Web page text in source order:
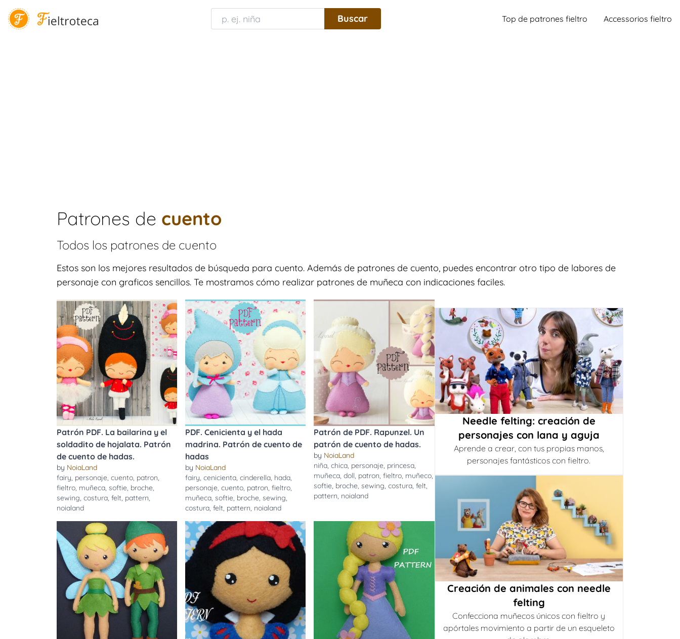
Top de patrones fieltro Accessorios fieltro
Patrones de cuento
Todos los patrones de cuento
Estos son los mejores resultados de búsqueda para cuento. Además de patrones de cuento, puedes encontrar otro tipo de labores de
personaje con graficos sencillos. Te mostramos cómo realizar patrones de muñeca con indicaciones faciles.
Patrón PDF. La bailarina y el
soldadito de hojalata. Patrón
de cuento de hadas.
by NoiaLand
fairy, personaje, cuento, patron,
fieltro, muñeca, softie, broche,
sewing, costura, felt, pattern,
noialand
PDF. Cenicienta y el hada
madrina. Patrón de cuento de
hadas
by NoiaLand
fairy,cenicienta,cinderella, hada,
personaje,cuento, patron,fieltro,
muñeca,softie, broche,sewing,
costura,felt, pattern, noialand
Patrón de PDF. Rapunzel. Un
patrón de cuento de hadas.
by NoiaLand
niña,chica, personaje, princesa,
muñeca,doll, patron,fieltro, muñeco,
softie, broche,sewing,costura,felt,
pattern, noialand
Needle felting: creación de
personajes con lana y aguja
Aprende a crear, con tus propias manos,
personajes fantásticos con fieltro.
Creación de animales con needle
felting
Confecciona muñecos únicos con fieltro y
apórtales movimiento a partir de un esqueleto